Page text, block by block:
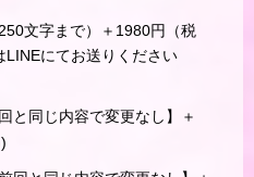
文字まで）＋1980円（税
にてお送りください
と同じ内容で変更なし】＋
)